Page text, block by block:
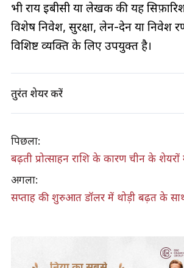
भी राय ईबीसी या लेखक की यह
विशेष निवेश, सुरक्षा, लेन-देन या निवेश
विशिष्ट व्यक्ति के लिए उपयुक्त है।
तुरंत शेयर करें
पिछला:
बढ़ती प्रोत्साहन राशि के कारण चीन के
अगला:
सप्ताह की शुरुआत डॉलर में थोड़ी बढ़त के